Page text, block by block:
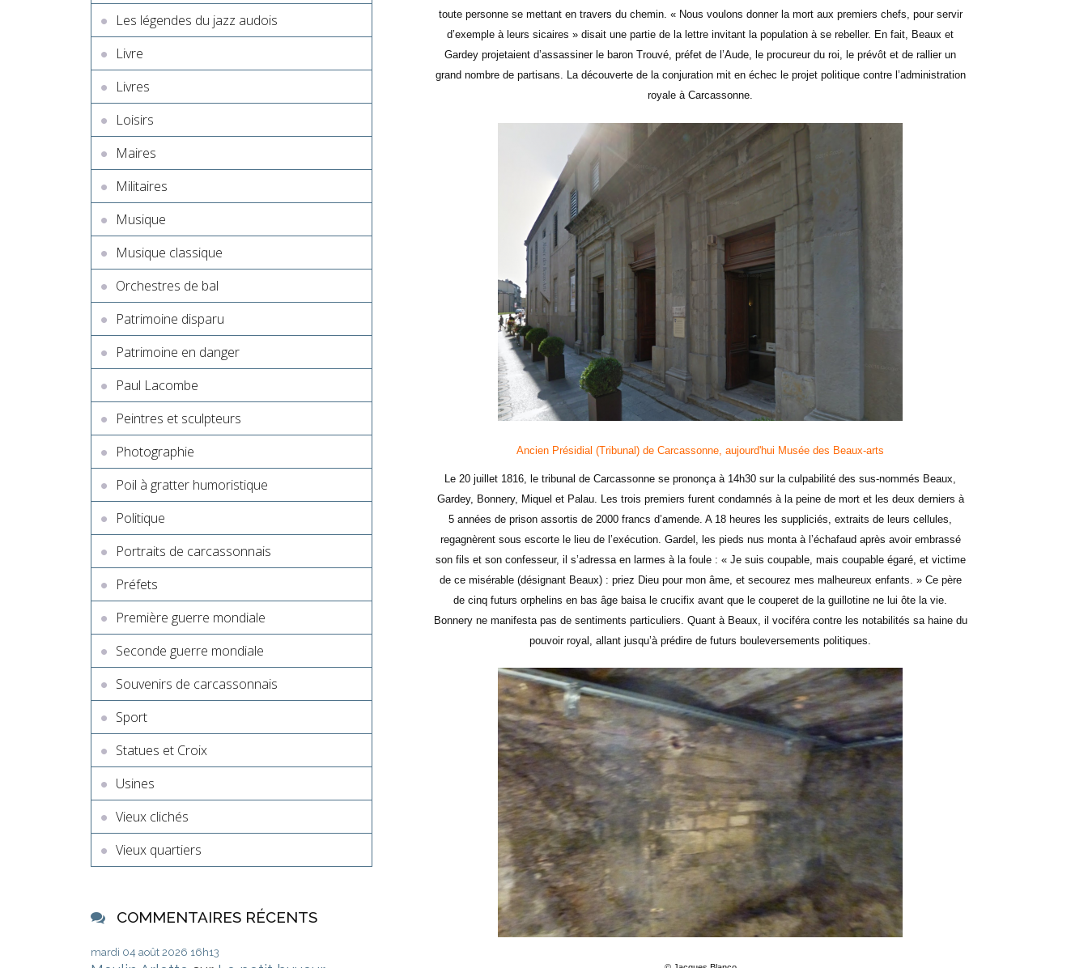
Les légendes du jazz audois
Livre
Livres
Loisirs
Maires
Militaires
Musique
Musique classique
Orchestres de bal
Patrimoine disparu
Patrimoine en danger
Paul Lacombe
Peintres et sculpteurs
Photographie
Poil à gratter humoristique
Politique
Portraits de carcassonnais
Préfets
Première guerre mondiale
Seconde guerre mondiale
Souvenirs de carcassonnais
Sport
Statues et Croix
Usines
Vieux clichés
Vieux quartiers
COMMENTAIRES RÉCENTS
mardi 04 août 2026 16h13
toute personne se mettant en travers du chemin. « Nous voulons donner la mort aux premiers chefs, pour servir
d’exemple à leurs sicaires » disait une partie de la lettre invitant la population à se rebeller. En fait, Beaux et
Gardey projetaient d’assassiner le baron Trouvé, préfet de l’Aude, le procureur du roi, le prévôt et de rallier un
grand nombre de partisans. La découverte de la conjuration mit en échec le projet politique contre l’administration
royale à Carcassonne.
Ancien Présidial (Tribunal) de Carcassonne, aujourd'hui Musée des Beaux-arts
Le 20 juillet 1816, le tribunal de Carcassonne se prononça à 14h30 sur la culpabilité des sus-nommés Beaux,
Gardey, Bonnery, Miquel et Palau. Les trois premiers furent condamnés à la peine de mort et les deux derniers à
5 années de prison assortis de 2000 francs d’amende. A 18 heures les suppliciés, extraits de leurs cellules,
regagnèrent sous escorte le lieu de l’exécution. Gardel, les pieds nus monta à l’échafaud après avoir embrassé
son fils et son confesseur, il s’adressa en larmes à la foule : « Je suis coupable, mais coupable égaré, et victime
de ce misérable (désignant Beaux) : priez Dieu pour mon âme, et secourez mes malheureux enfants. » Ce père
de cinq futurs orphelins en bas âge baisa le crucifix avant que le couperet de la guillotine ne lui ôte la vie.
Bonnery ne manifesta pas de sentiments particuliers. Quant à Beaux, il vociféra contre les notabilités sa haine du
pouvoir royal, allant jusqu’à prédire de futurs bouleversements politiques.